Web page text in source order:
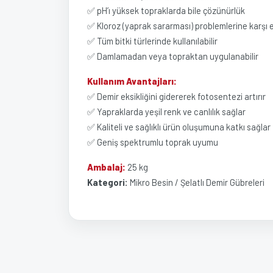
✅ pH’ı yüksek topraklarda bile çözünürlük
✅ Kloroz (yaprak sararması) problemlerine karşı
✅ Tüm bitki türlerinde kullanılabilir
✅ Damlamadan veya topraktan uygulanabilir
Kullanım Avantajları:
✅ Demir eksikliğini gidererek fotosentezi artırır
✅ Yapraklarda yeşil renk ve canlılık sağlar
✅ Kaliteli ve sağlıklı ürün oluşumuna katkı sağlar
✅ Geniş spektrumlu toprak uyumu
Ambalaj: 25 kg
Kategori: Mikro Besin / Şelatlı Demir Gübreleri